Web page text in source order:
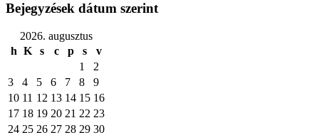
Bejegyzések dátum szerint
2026. augusztus
h K s c p s
v
1
2
3
4 5 6 7 8
9
10 11 12 13 14 15 16
17 18 19 20 21 22 23
24 25 26 27 28 29 30